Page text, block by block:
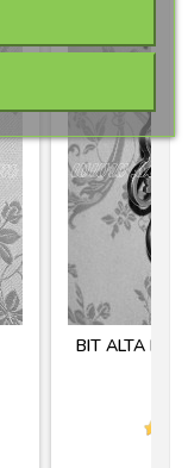
BIT ALTA